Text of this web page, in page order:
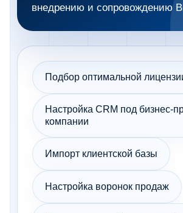
внедрению и сопровождению
Подбор оптимальной
Настройка CRM под бизнес-
компании
Импорт клиентской базы
Настройка воронок продаж